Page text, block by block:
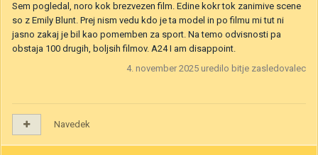
Sem pogledal, noro kok brezvezen film. Edine kokr tok zanimive scene
so z Emily Blunt. Prej nism vedu kdo je ta model in po filmu mi tut ni
jasno zakaj je bil kao pomemben za sport. Na temo odvisnosti pa
obstaja 100 drugih, boljsih filmov. A24 I am disappoint.
4. november 2025 uredilo bitje zasledovalec
Navedek